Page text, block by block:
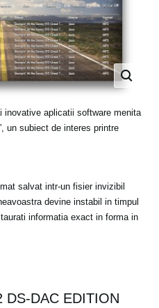
inovative aplicatii software menita
un subiect de interes printre
salvat intr-un fisier invizibil
devine instabil in timpul
informatia exact in forma in
DS-DAC EDITION